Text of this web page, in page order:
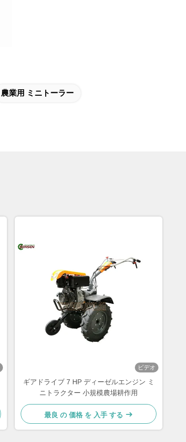
農業用 ミニトーラー
ビデオ
ギアドライブ 7 HP ディーゼルエンジン ミ
ニトラクター 小規模農場耕作用
最良 の 価格 を 入手 する